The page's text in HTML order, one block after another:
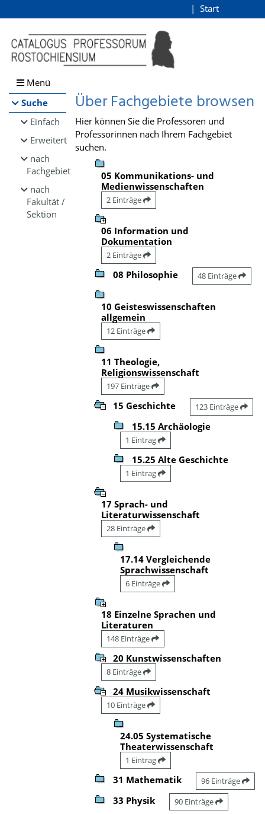
Browsen
direkt zum Inhalt
Start
Menü
Suche
Einfach
Erweitert
nach
Fachgebiet
nach
Fakultät /
Sektion
Über Fachgebiete browsen
Hier können Sie die Professoren und
Professorinnen nach Ihrem Fachgebiet
suchen.
05 Kommunikations- und
Medienwissenschaften
2 Einträge
06 Information und
Dokumentation
2 Einträge
08 Philosophie 48 Einträge
10 Geisteswissenschaften
allgemein
12 Einträge
11 Theologie,
Religionswissenschaft
197 Einträge
15 Geschichte 123 Einträge
15.15 Archäologie
1 Eintrag
15.25 Alte Geschichte
1 Eintrag
17 Sprach- und
Literaturwissenschaft
28 Einträge
17.14 Vergleichende
Sprachwissenschaft
6 Einträge
18 Einzelne Sprachen und
Literaturen
148 Einträge
20 Kunstwissenschaften
8 Einträge
24 Musikwissenschaft
10 Einträge
24.05 Systematische
Theaterwissenschaft
1 Eintrag
31 Mathematik 96 Einträge
33 Physik 90 Einträge